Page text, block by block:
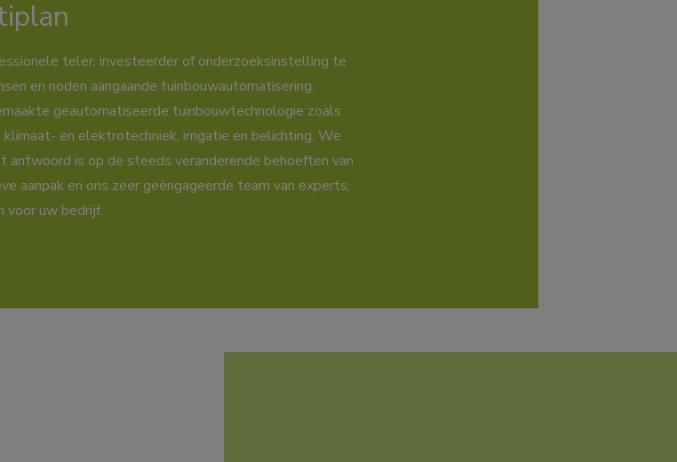
teler, investeerder of onderzoeksinstelling te
en noden aangaande tuinbouwautomatisering.
geautomatiseerde tuinbouwtechnologie zoals
en elektrotechniek, irrigatie en belichting. We
antwoord is op de steeds veranderende behoeften van
aanpak en ons zeer geëngageerde team van experts,
voor uw bedrijf.